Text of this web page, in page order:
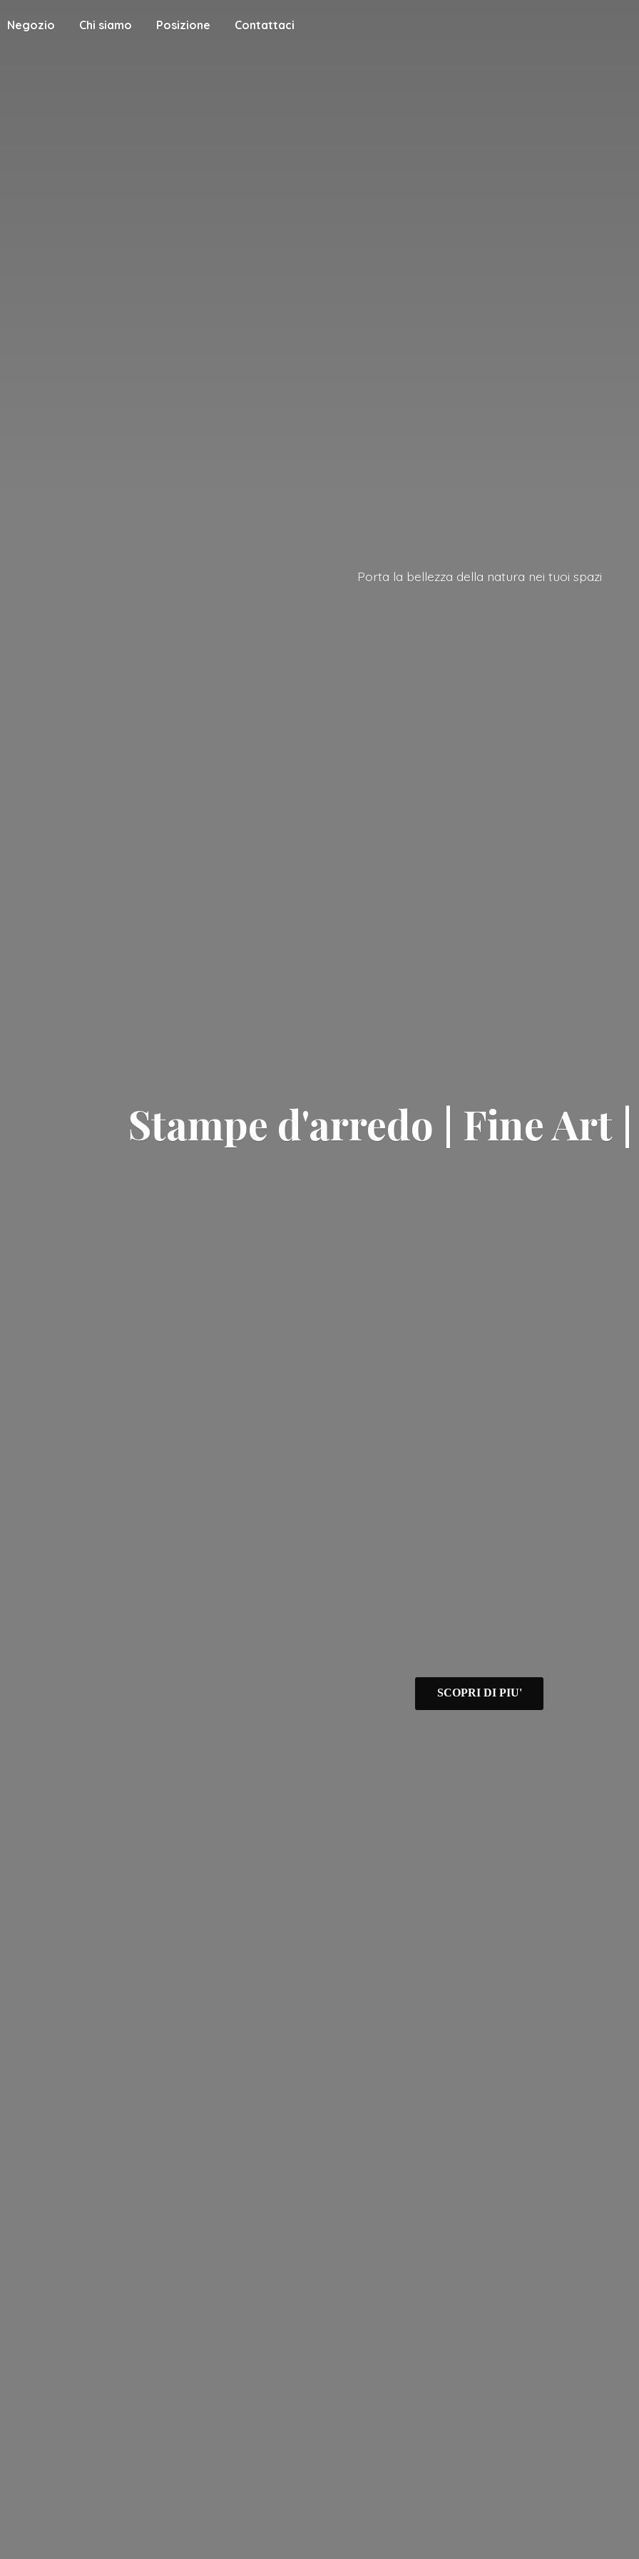
Negozio Chi siamo Posizione Contattaci
Stampe d'arredo | Fine Art
Porta la bellezza della natura nei tuoi spazi
SCOPRI DI PIU'